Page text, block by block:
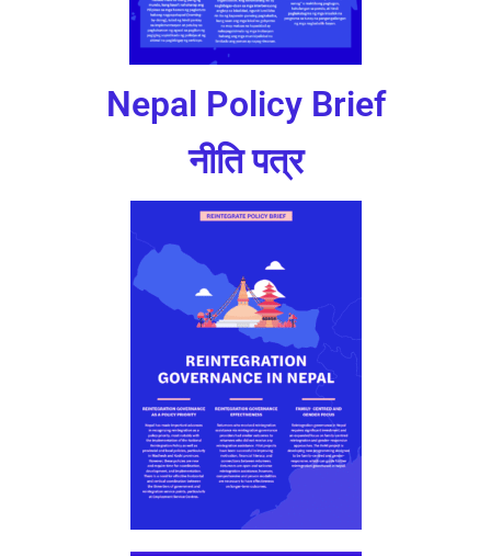
Nepal Policy Brief
नीति पत्र